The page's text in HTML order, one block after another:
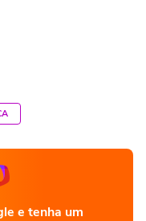
e tenha um